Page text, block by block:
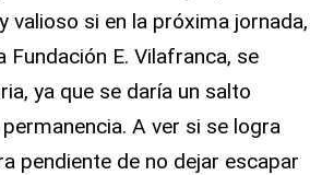
valioso si en la próxima jornada,
Fundación E. Vilafranca, se
ya que se daría un salto
A ver si se logra
pendiente de no dejar escapar